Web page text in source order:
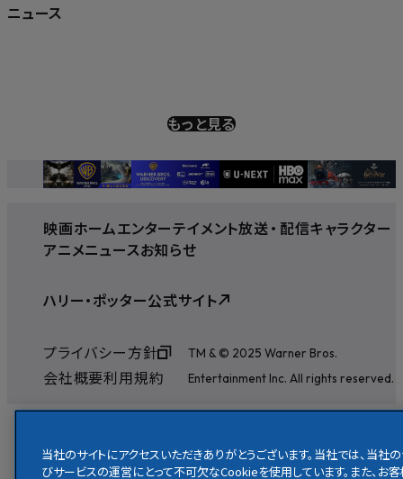
ニュース
もっと見る
映画ホームエンターテイメント放送・ 配信キャラクター
アニメニュースお知らせ
ハリー・ポッター公式サイト
プライバシー方針
会社概要利用規約
TM & © 2025 Warner Bros.
Entertainment Inc. All rights reserved.
当社のサイトにアクセスいただきありがとうございます。当社では、当社の
びサービスの運営にとって不可欠なCookieを使用しています。また、お